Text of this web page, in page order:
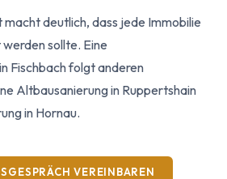
deutlich, dass jede Immobilie
sollte. Eine
Fischbach folgt anderen
Altbausanierung in Ruppertshain
in Hornau.
VEREINBAREN